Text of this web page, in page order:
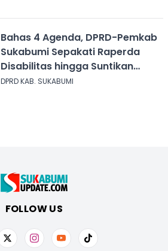
Bahas 4 Agenda, DPRD-Pemkab
Sukabumi Sepakati Raperda
Disabilitas hingga Suntikan
Modal Perum Pesona Wisata
DPRD KAB. SUKABUMI
FOLLOW US